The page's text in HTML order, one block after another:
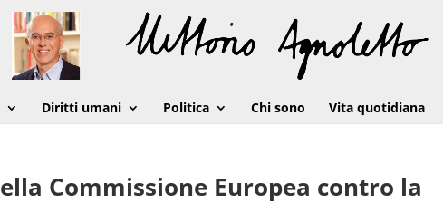
Diritti umani Politica Chi sono Vita quotidiana
Commissione Europea contro la